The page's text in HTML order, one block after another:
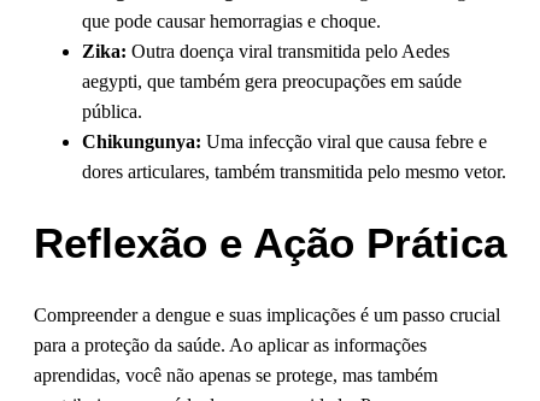
que pode causar hemorragias e choque.
Zika: Outra doença viral transmitida pelo Aedes
aegypti, que também gera preocupações em saúde
pública.
Chikungunya: Uma infecção viral que causa febre e
dores articulares, também transmitida pelo mesmo vetor.
Reflexão e Ação Prática
Compreender a dengue e suas implicações é um passo crucial
para a proteção da saúde. Ao aplicar as informações
aprendidas, você não apenas se protege, mas também